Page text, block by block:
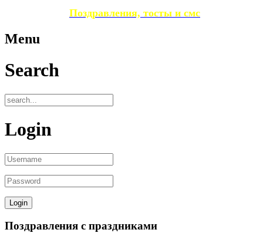
Поздравления, тосты и смс
Menu
Search
Login
Поздравления с праздниками